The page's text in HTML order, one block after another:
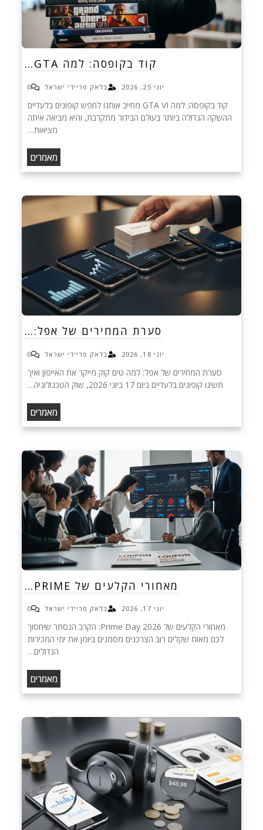
קוד בקופסה: למה GTA…
יוני 25, 2026 בלאק פריידי ישראל 0
קוד בקופסה: למה GTA VI מחייב אותנו לחפש קופונים בלעדיים
ההשקה הגדולה ביותר בעולם הבידור מתקרבת, והיא מביאה איתה
מציאות…
מאמרים
סערת המחירים של אפל:…
יוני 18, 2026 בלאק פריידי ישראל 0
סערת המחירים של אפל: למה טים קוק מייקר את האייפון ואיך
תשיגו קופונים בלעדיים ביום 17 ביוני 2026, שוק הטכנולוגיה…
מאמרים
מאחורי הקלעים של PRIME…
יוני 17, 2026 בלאק פריידי ישראל 0
מאחורי הקלעים של Prime Day 2026: הקרב הנסתר שיחסוך
לכם מאות שקלים רוב הצרכנים מסמנים ביומן את ימי המכירות
הגדולים…
מאמרים